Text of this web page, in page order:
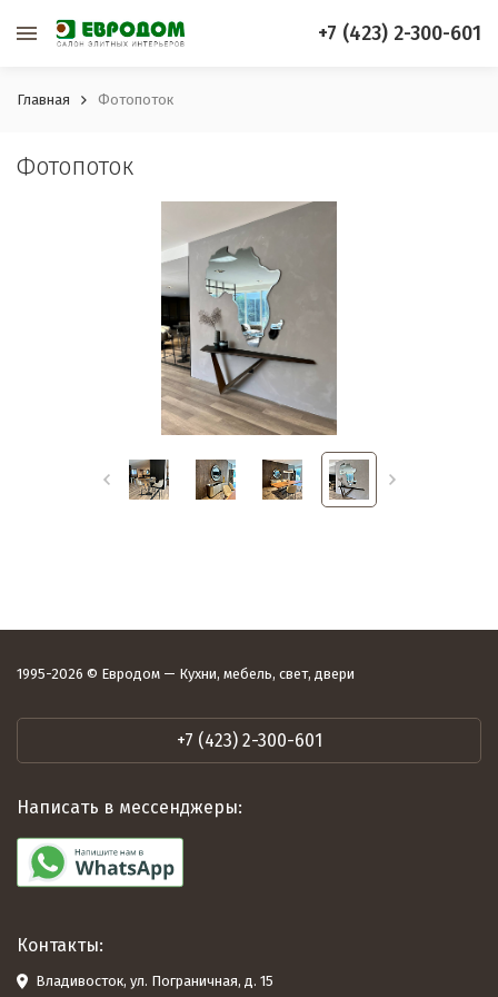
+7 (423) 2-300-601
Главная Фотопоток
Фотопоток
1995-2026 © Евродом — Кухни, мебель, свет, двери
+7 (423) 2-300-601
Написать в мессенджеры:
Контакты:
Владивосток, ул. Пограничная, д. 15